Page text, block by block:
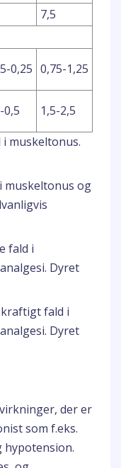
7,5
0,25 0,75-1,25
0,5
1,5-2,5
i muskeltonus.
muskeltonus og
fald i
Dyret
kraftigt fald i
Dyret
der er
som f.eks.
hypotension.